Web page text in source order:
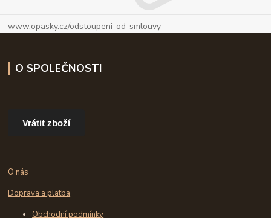
www.opasky.cz/odstoupeni-od-smlouvy
O SPOLEČNOSTI
Vrátit zboží
O nás
Doprava a platba
Obchodní podmínky